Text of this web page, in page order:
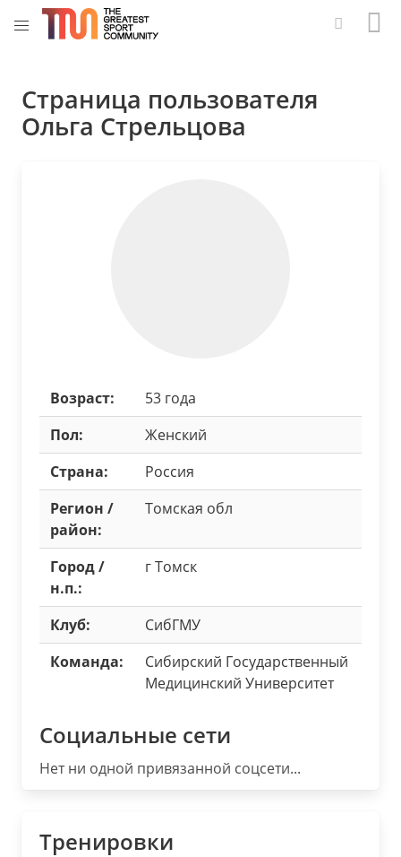
Страница пользователя
Ольга Стрельцова
Возраст:
53 года
Пол:
Женский
Страна:
Россия
Регион /
район:
Томская обл
Город /
н.п.:
г Томск
Клуб:
СибГМУ
Команда:
Сибирский Государственный
Медицинский Университет
Социальные сети
Нет ни одной привязанной соцсети...
Тренировки